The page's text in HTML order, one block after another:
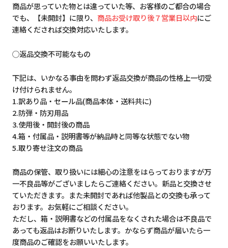
商品が思っていた物とは違っていた等、お客様のご都合の場合
でも、【未開封】に限り、 商品お受け取り後７営業日以内にご
連絡くだされば交換対応いたします。
◯返品交換不可能なもの
下記は、いかなる事由を問わず返品交換が商品の性格上一切受
け付けられません。
1.訳あり品・セール品(商品本体・送料共に)
2.防弾・防刃用品
3.使用後・開封後の商品
4.箱・付属品・説明書等が納品時と同等な状態でない物
5.取り寄せ注文の商品
商品の保管、取り扱いには細心の注意をはらっておりますが万
一不良品等がございましたらご連絡ください。新品と交換させ
ていただきます。また未開封であれば他製品との交換も承って
おります。お気軽にご相談ください。
ただし、箱・説明書などの付属品をなくされた場合は不良品で
あっても返品はお断りいたします。かならず商品が届いたら一
度商品のご確認をお願いいたします。